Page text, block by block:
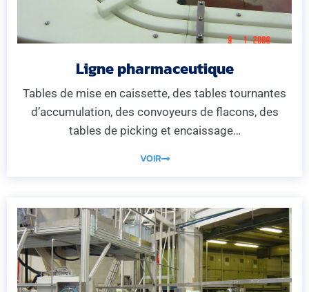
Ligne pharmaceutique
Tables de mise en caissette, des tables tournantes
d’accumulation, des convoyeurs de flacons, des
tables de picking et encaissage…
VOIR